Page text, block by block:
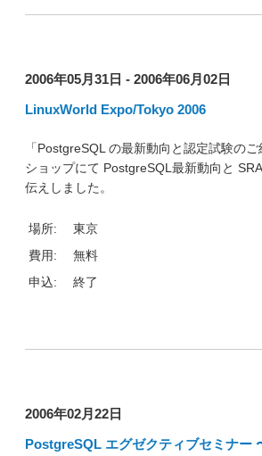
2006年05月31日 - 2006年06月02日
LinuxWorld Expo/Tokyo 2006
「PostgreSQL の最新動向と認定試験の
ショップにて PostgreSQL最新動向と
伝えしました。
場所:
東京
費用:
無料
申込:
終了
2006年02月22日
PostgreSQL エグゼクティブセミナー